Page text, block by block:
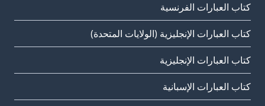
كتاب العبارات الفرنسية
كتاب العبارات الإنجليزية (الولايات المتحدة)
كتاب العبارات الإنجليزية
كتاب العبارات الإسبانية